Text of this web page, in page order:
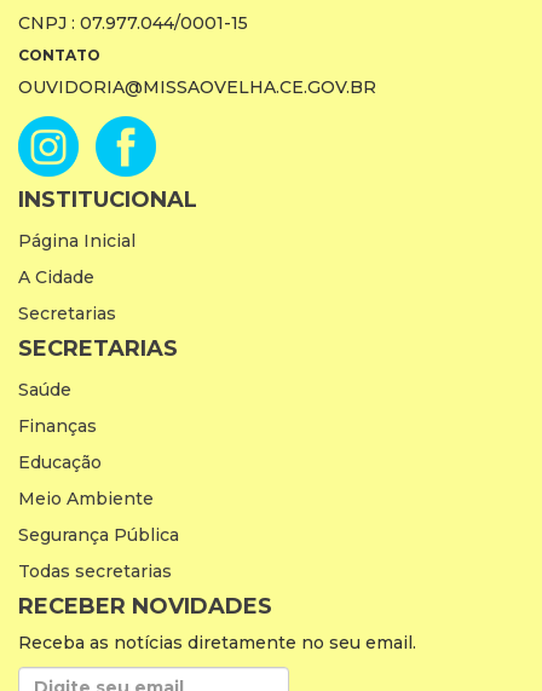
CNPJ : 07.977.044/0001-15
CONTATO
OUVIDORIA@MISSAOVELHA.CE.GOV.BR
INSTITUCIONAL
Página Inicial
A Cidade
Secretarias
SECRETARIAS
Saúde
Finanças
Educação
Meio Ambiente
Segurança Pública
Todas secretarias
RECEBER NOVIDADES
Receba as notícias diretamente no seu email.